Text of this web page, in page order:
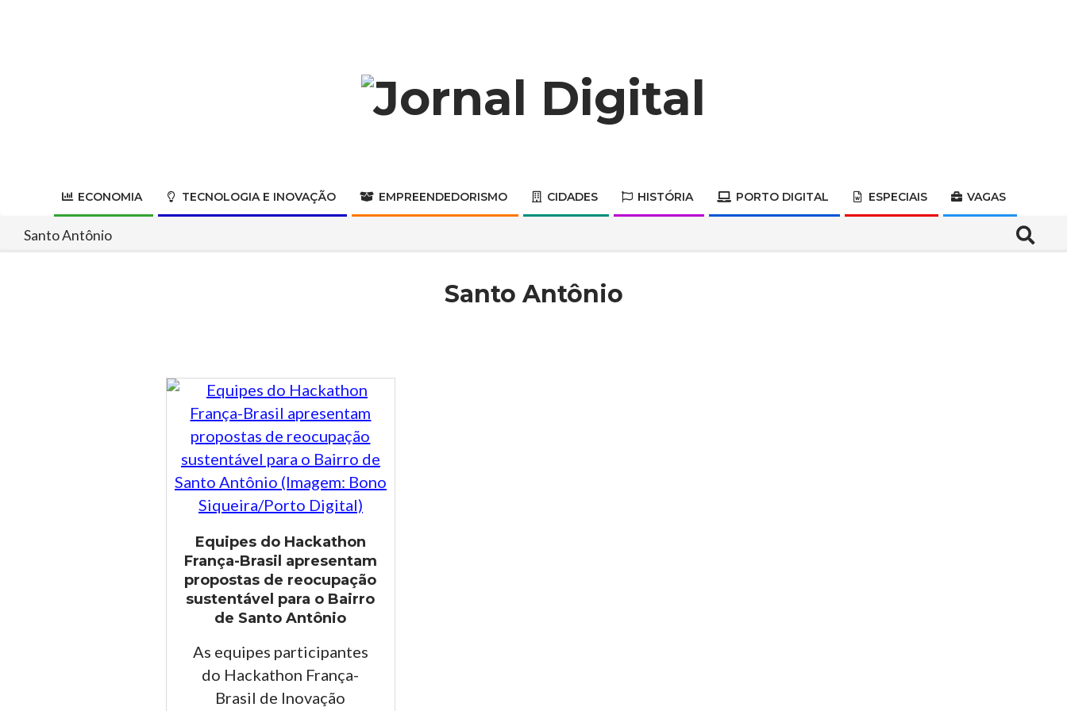
Digital
Primary
ECONOMIA TECNOLOGIA E INOVAÇÃO EMPREENDEDORISMO CIDADES HISTÓRIA PORTO DIGITAL ESPECIAIS VAGAS
Santo Antônio Search
Santo Antônio
Equipes do Hackathon
França-Brasil apresentam
propostas de reocupação
sustentável para o Bairro
de Santo Antônio
As equipes participantes
do Hackathon França-
Brasil de Inovação